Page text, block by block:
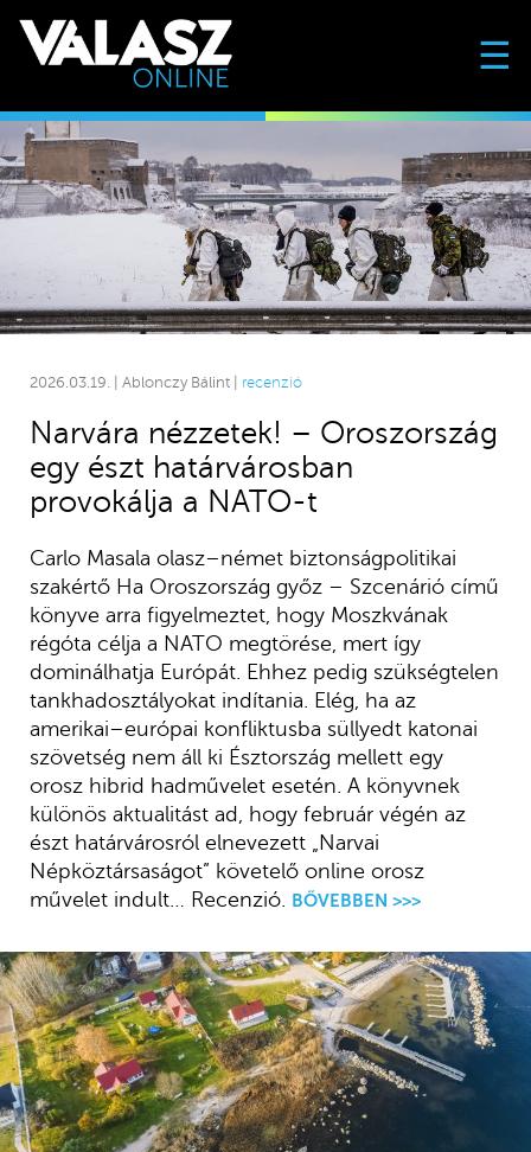
☰
2026.03.19. | Ablonczy Bálint | recenzió
Narvára nézzetek! – Oroszország
egy észt határvárosban
provokálja a NATO-t
Carlo Masala olasz–német biztonságpolitikai
szakértő Ha Oroszország győz – Szcenárió című
könyve arra figyelmeztet, hogy Moszkvának
régóta célja a NATO megtörése, mert így
dominálhatja Európát. Ehhez pedig szükségtelen
tankhadosztályokat indítania. Elég, ha az
amerikai–európai konfliktusba süllyedt katonai
szövetség nem áll ki Észtország mellett egy
orosz hibrid hadművelet esetén. A könyvnek
különös aktualitást ad, hogy február végén az
észt határvárosról elnevezett „Narvai
Népköztársaságot” követelő online orosz
művelet indult… Recenzió. BŐVEBBEN >>>